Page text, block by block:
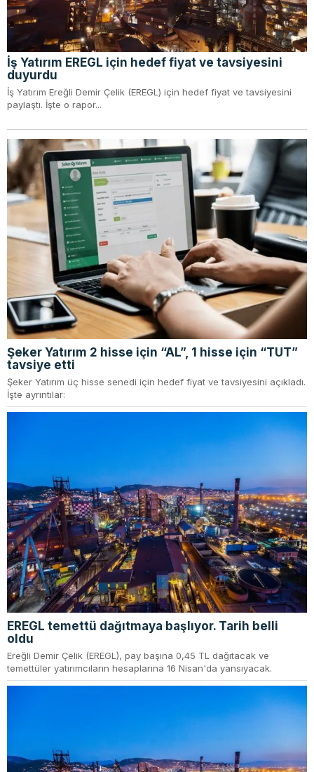
İş Yatırım EREGL için hedef fiyat ve tavsiyesini
duyurdu
İş Yatırım Ereğli Demir Çelik (EREGL) için hedef fiyat ve tavsiyesini
paylaştı. İşte o rapor...
Şeker Yatırım 2 hisse için “AL”, 1 hisse için “TUT”
tavsiye etti
Şeker Yatırım üç hisse senedi için hedef fiyat ve tavsiyesini açıkladı.
İşte ayrıntılar:
EREGL temettü dağıtmaya başlıyor. Tarih belli
oldu
Ereğli Demir Çelik (EREGL), pay başına 0,45 TL dağıtacak ve
temettüler yatırımcıların hesaplarına 16 Nisan'da yansıyacak.